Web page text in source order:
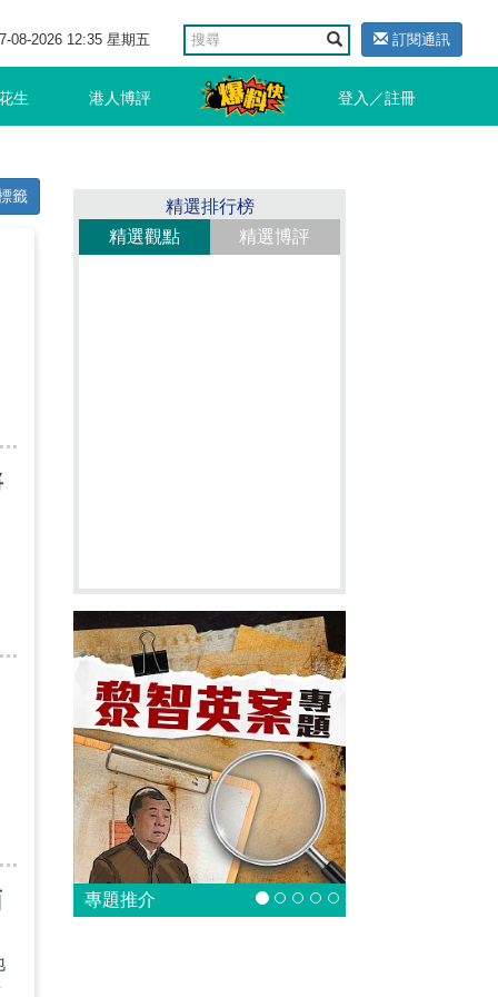
08-2026 12:35 星期五 訂閱通訊
生 港人博評 登入／註冊
籤
精選排行榜
精選觀點
精選博評
專題推介